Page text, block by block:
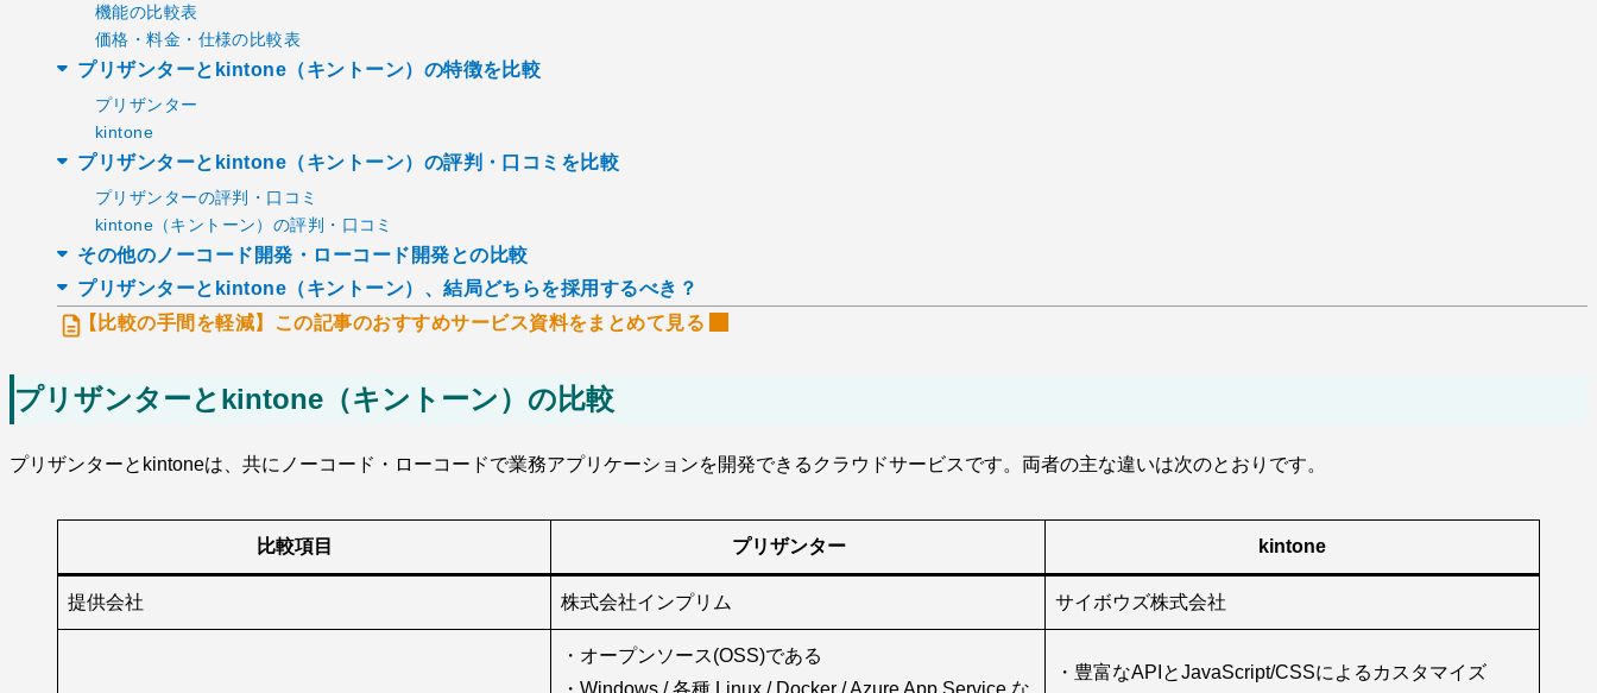
機能の比較表
価格・料金・仕様の比較表
プリザンターとkintone（キントーン）の特徴を比較
プリザンター
kintone
プリザンターとkintone（キントーン）の評判・口コミを比較
プリザンターの評判・口コミ
kintone（キントーン）の評判・口コミ
その他のノーコード開発・ローコード開発との比較
プリザンターとkintone（キントーン）、結局どちらを採用するべき？
【比較の手間を軽減】この記事のおすすめサービス資料をまとめて見る
プリザンターとkintone（キントーン）の比較
プリザンターとkintoneは、共にノーコード・ローコードで業務アプリケーションを開発できるクラウドサービスです。両者の主な違いは次のとおりです。
比較項目 プリザンター kintone
提供会社 株式会社インプリム サイボウズ株式会社
・オープンソース(OSS)である
・豊富なAPIとJavaScript/CSSによるカスタマイズ